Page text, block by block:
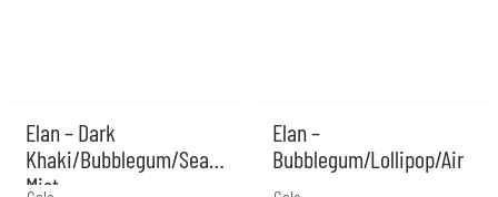
Elan – Dark
Khaki/Bubblegum/Sea
Mist
Elan –
Bubblegum/Lollipop/Air